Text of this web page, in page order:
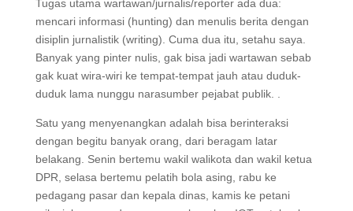
Tugas utama wartawan/jurnalis/reporter ada dua:
mencari informasi (hunting) dan menulis berita dengan
disiplin jurnalistik (writing). Cuma dua itu, setahu saya.
Banyak yang pinter nulis, gak bisa jadi wartawan sebab
gak kuat wira-wiri ke tempat-tempat jauh atau duduk-
duduk lama nunggu narasumber pejabat publik. .
Satu yang menyenangkan adalah bisa berinteraksi
dengan begitu banyak orang, dari beragam latar
belakang. Senin bertemu wakil walikota dan wakil ketua
DPR, selasa bertemu pelatih bola asing, rabu ke
pedagang pasar dan kepala dinas, kamis ke petani